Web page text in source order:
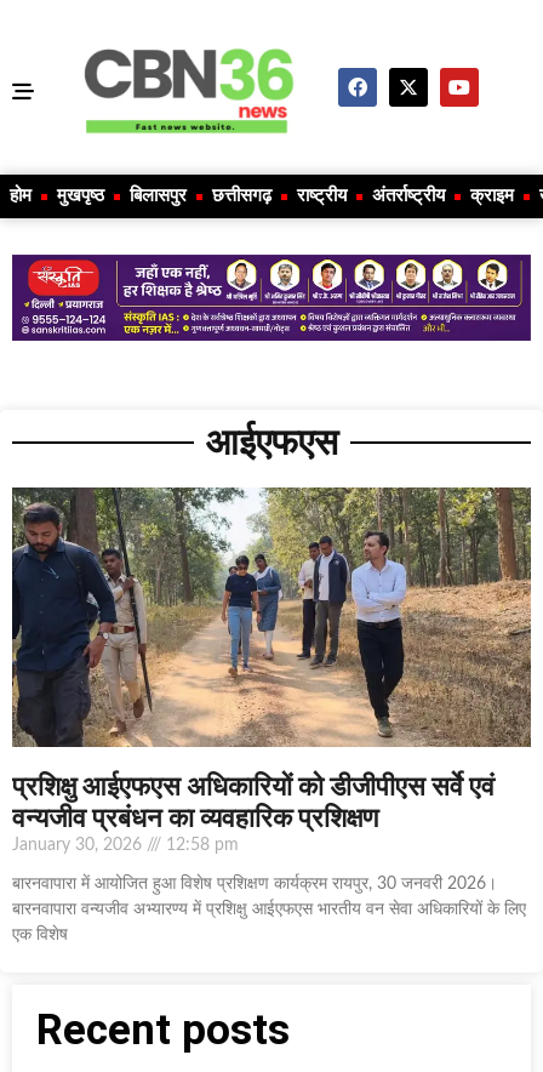
होम मुखपृष्ठ बिलासपुर छत्तीसगढ़ राष्ट्रीय अंतर्राष्ट्रीय क्राइम
आईएफएस
प्रशिक्षु आईएफएस अधिकारियों को डीजीपीएस सर्वे एवं
वन्यजीव प्रबंधन का व्यवहारिक प्रशिक्षण
January 30, 2026 12:58 pm
बारनवापारा में आयोजित हुआ विशेष प्रशिक्षण कार्यक्रम रायपुर, 30 जनवरी 2026।
बारनवापारा वन्यजीव अभ्यारण्य में प्रशिक्षु आईएफएस भारतीय वन सेवा अधिकारियों के लिए
एक विशेष
Recent posts